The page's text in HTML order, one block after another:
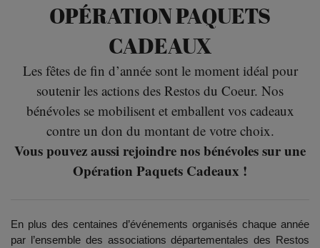
OPÉRATION PAQUETS
CADEAUX
Les fêtes de fin d’année sont le moment idéal pour
soutenir les actions des Restos du Coeur. Nos
bénévoles se mobilisent et emballent vos cadeaux
contre un don du montant de votre choix.
Vous pouvez aussi rejoindre nos bénévoles sur une
Opération Paquets Cadeaux !
En plus des centaines d’événements organisés chaque année
par l’ensemble des associations départementales des Restos